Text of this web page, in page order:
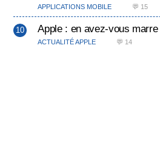
APPLICATIONS MOBILE 💬 15
Apple : en avez-vous
ACTUALITÉ APPLE 💬 14